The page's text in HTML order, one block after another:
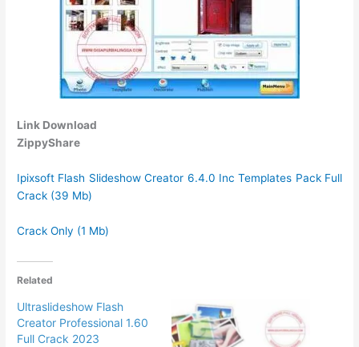
Link Download
ZippyShare
Ipixsoft Flash Slideshow Creator 6.4.0 Inc Templates Pack Full
Crack (39 Mb)
Crack Only (1 Mb)
Related
Ultraslideshow Flash
Creator Professional 1.60
Full Crack 2023